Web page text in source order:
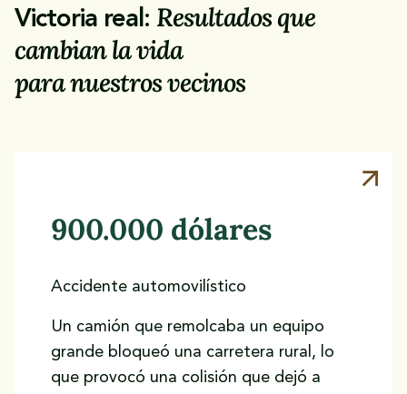
Victoria real: Resultados que
cambian la vida
para nuestros vecinos
900.000 dólares
Accidente automovilístico
Un camión que remolcaba un equipo
grande bloqueó una carretera rural, lo
que provocó una colisión que dejó a